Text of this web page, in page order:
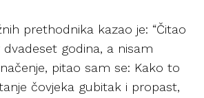
prethodnika kazao je: “Čitao
godina, a nisam
pitao sam se: Kako to
čovjeka gubitak i propast,